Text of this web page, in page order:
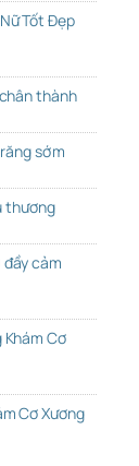
Tốt Đẹp
thành
sớm
thương
đầy cảm
Cơ
Cơ Xương